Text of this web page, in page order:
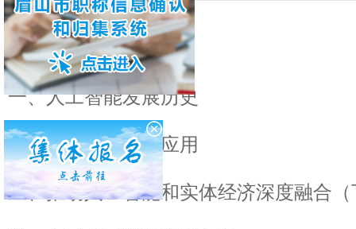
一、人工智能发展历史
二、人工智能日常应用
三、推动人工智能和实体经济深度融合（